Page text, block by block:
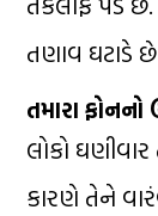
તણાવ ઘટાડે
તમારા
લોકો
કારણે તેને